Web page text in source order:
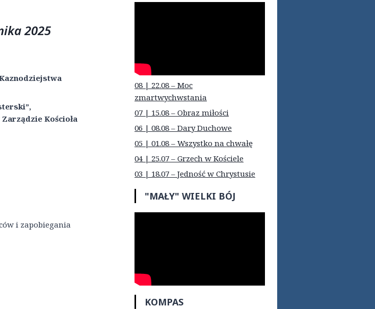
2025
Kościoła
i zapobiegania
08 | 22.08 – Moc
zmartwychwstania
07 | 15.08 – Obraz miłości
06 | 08.08 – Dary Duchowe
05 | 01.08 – Wszystko na chwałę
04 | 25.07 – Grzech w Kościele
03 | 18.07 – Jedność w Chrystusie
"MAŁY" WIELKI BÓJ
KOMPAS